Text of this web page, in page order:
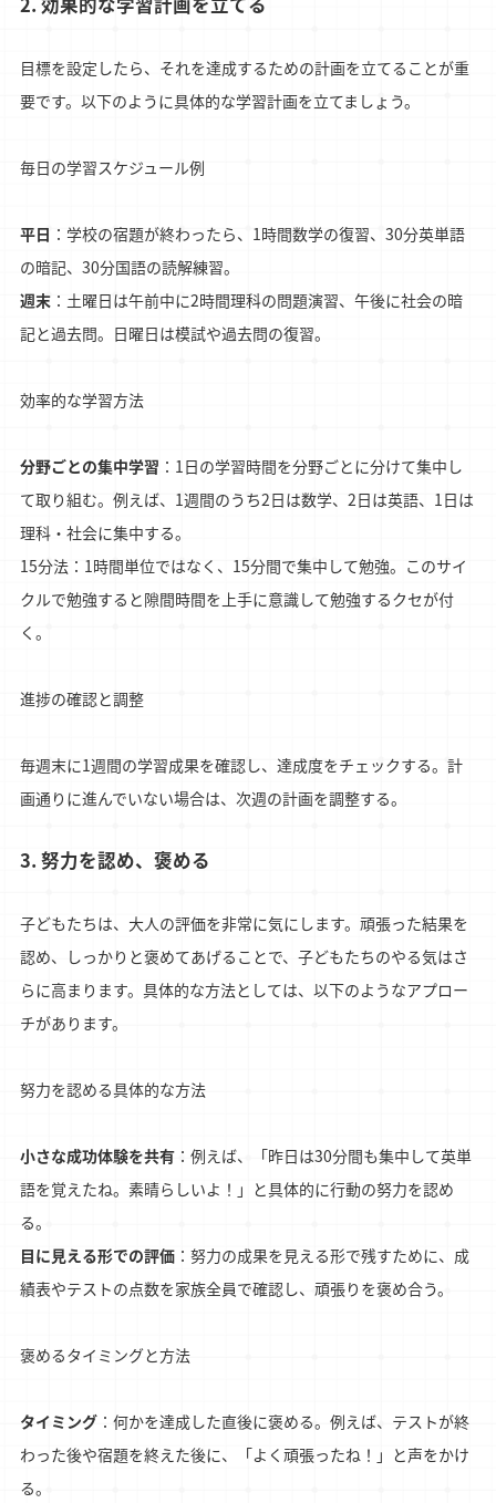
目標を設定したら、それを達成するための計画を立てることが重
要です。以下のように具体的な学習計画を立てましょう。
毎日の学習スケジュール例
平日 ：学校の宿題が終わったら、1時間数学の復習、30分英単語
の暗記、30分国語の読解練習。
週末：土曜日は午前中に2時間理科の問題演習、午後に社会の暗
記と過去問。日曜日は模試や過去問の復習。
効率的な学習方法
分野ごとの集中学習 ：1日の学習時間を分野ごとに分けて集中し
て取り組む。例えば、1週間のうち2日は数学、2日は英語、1日は
理科・社会に集中する。
15分法：1時間単位ではなく、15分間で集中して勉強。このサイ
クルで勉強すると隙間時間を上手に意識して勉強するクセが付
く。
進捗の確認と調整
毎週末に1週間の学習成果を確認し、達成度をチェックする。計
画通りに進んでいない場合は、次週の計画を調整する。
3. 努力を認め、褒める
子どもたちは、大人の評価を非常に気にします。頑張った結果を
認め、しっかりと褒めてあげることで、子どもたちのやる気はさ
らに高まります。具体的な方法としては、以下のようなアプロー
チがあります。
努力を認める具体的な方法
小さな成功体験を共有：例えば、「昨日は30分間も集中して英単
語を覚えたね。素晴らしいよ！」と具体的に行動の努力を認め
る。
目に見える形での評価：努力の成果を見える形で残すために、成
績表やテストの点数を家族全員で確認し、頑張りを褒め合う。
褒めるタイミングと方法
タイミング：何かを達成した直後に褒める。例えば、テストが終
わった後や宿題を終えた後に、「よく頑張ったね！」と声をかけ
る。